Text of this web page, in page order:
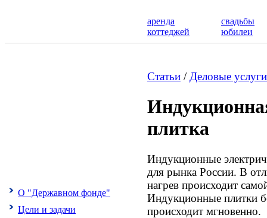
аренда
коттеджей
свадьбы
юбилеи
О "Державном фонде"
Цели и задачи
Статьи / Деловые услуги
плитка
Индукционные
для рынка России. В
нагрев происходит
Индукционные плитки
происходит мгновенно.